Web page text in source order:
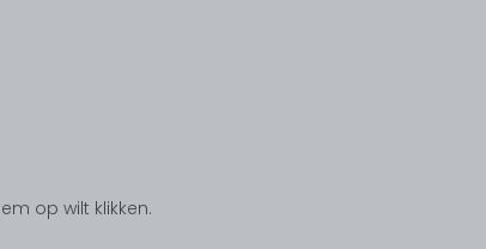
op wilt klikken.